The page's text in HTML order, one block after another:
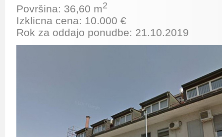
Površina: 36,60 m2
Izklicna cena: 10.000 €
Rok za oddajo ponudbe: 21.10.2019